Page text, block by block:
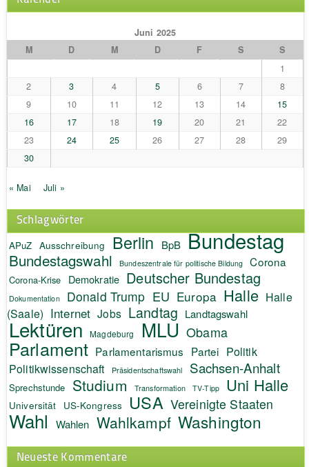
Juni 2025
M
D M D F S
S
1
2
3 4 5 6 7
8
9
10 11 12 13 14
15
16
17 18 19 20 21
22
23
24 25 26 27 28
29
30
« Mai Juli »
Schlagwörter
APuZ Ausschreibung Berlin BpB Bundestag
Bundestagswahl Bundeszentrale für politische Bildung Corona
Corona-Krise Demokratie Deutscher Bundestag
Dokumentation Donald Trump EU Europa Halle Halle
(Saale) Internet Jobs Landtag Landtagswahl
Lektüren Magdeburg MLU Obama
Parlament Parlamentarismus Partei Politik
Politikwissenschaft Präsidentschaftswahl Sachsen-Anhalt
Sprechstunde Studium Transformation TV-Tipp Uni Halle
Universität US-Kongress USA Vereinigte Staaten
Wahl Wahlen Wahlkampf Washington
Neueste Kommentare